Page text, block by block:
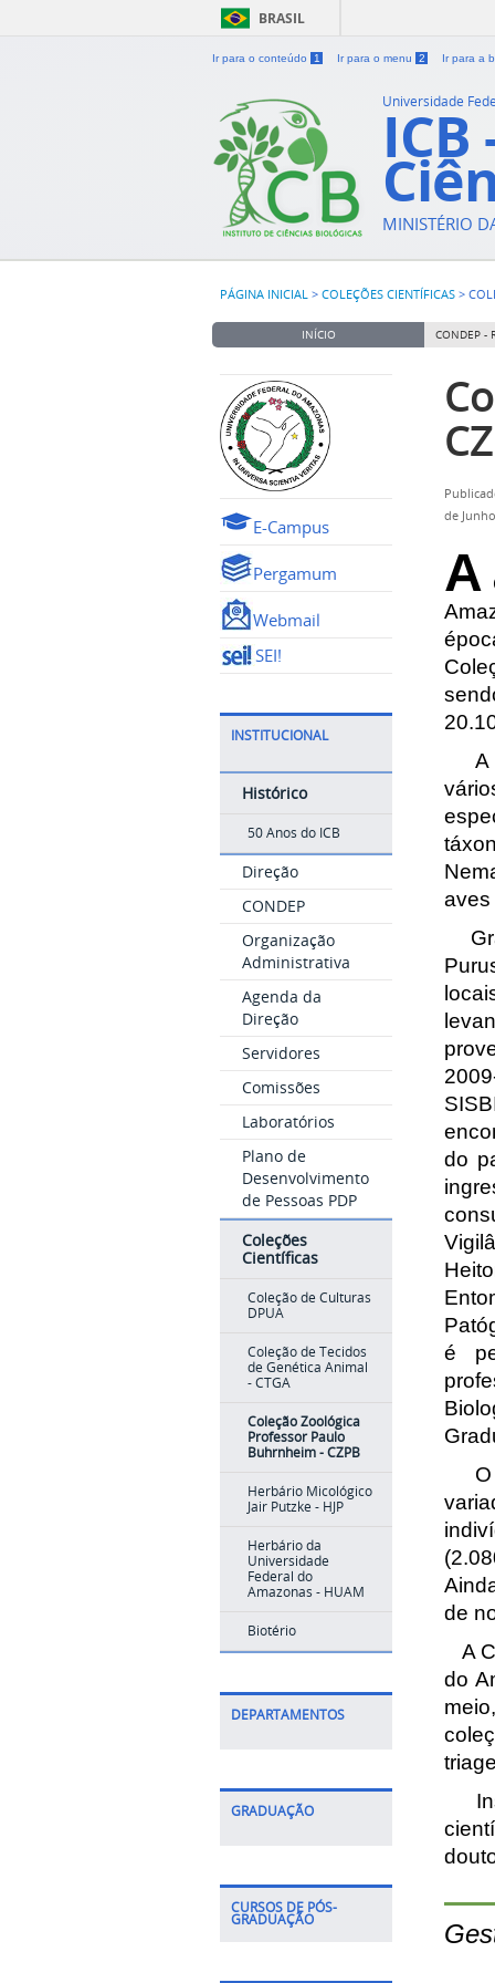
BRASIL
Ir para o conteúdo 1 Ir para o menu 2 Ir para a
Universidade
MINISTÉRIO
PÁGINA INICIAL > COLEÇÕES CIENTÍFICAS >
INÍCIO CONDEP -
E-Campus
Pergamum
Webmail
SEI!
INSTITUCIONAL
Histórico
50 Anos do ICB
Direção
CONDEP
Organização
Administrativa
Agenda da
Direção
Servidores
Comissões
Laboratórios
Plano de
Desenvolvimento
de Pessoas PDP
Coleções
Científicas
Coleção de Culturas
DPUA
Coleção de Tecidos
de Genética Animal
- CTGA
Coleção Zoológica
Professor Paulo
Buhrnheim - CZPB
Herbário Micológico
Jair Putzke - HJP
Herbário da
Universidade
Federal do
Amazonas - HUAM
Biotério
DEPARTAMENTOS
GRADUAÇÃO
CURSOS DE PÓS-
GRADUAÇÃO
de
A
A
aves
do
é
O
de
A
do